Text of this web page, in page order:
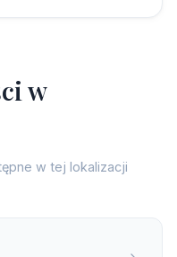
ci w
w tej lokalizacji